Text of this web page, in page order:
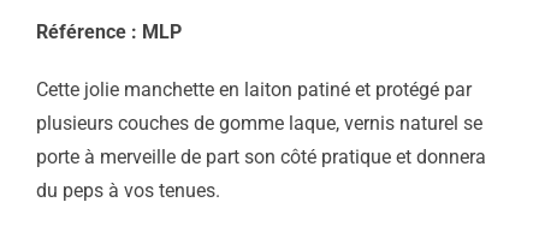
Référence : MLP
Cette jolie manchette en laiton patiné et protégé par
plusieurs couches de gomme laque, vernis naturel se
porte à merveille de part son côté pratique et donnera
du peps à vos tenues.